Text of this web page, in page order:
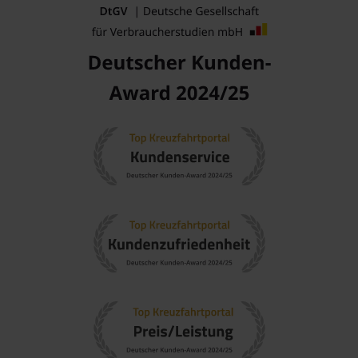
lebhaften Stanly Market.
: Diese Region ist bekannt für ihre kulturellen
Vielfalt und kulinarischen Höhepunkte. Eine Kreuzfahrt in
: Berühmt für seine einzigartige Mischung aus
Tradition und Moderne. Blattwerk und kulturelle Stätten
: Ein riesiges Land mit einer reichen Geschichte und
beeindruckenden Sehenswürdigkeiten. Die Möglichkeit,
durch verschiedene Provinzen zu reisen, verspricht
traumhaften Strände, freundlichen Menschen und
vielseitige Küche. Kreuzfahrten in Südostasien sind eine
perfekte Möglichkeit, die kulturelle Vielfalt zu erleben.